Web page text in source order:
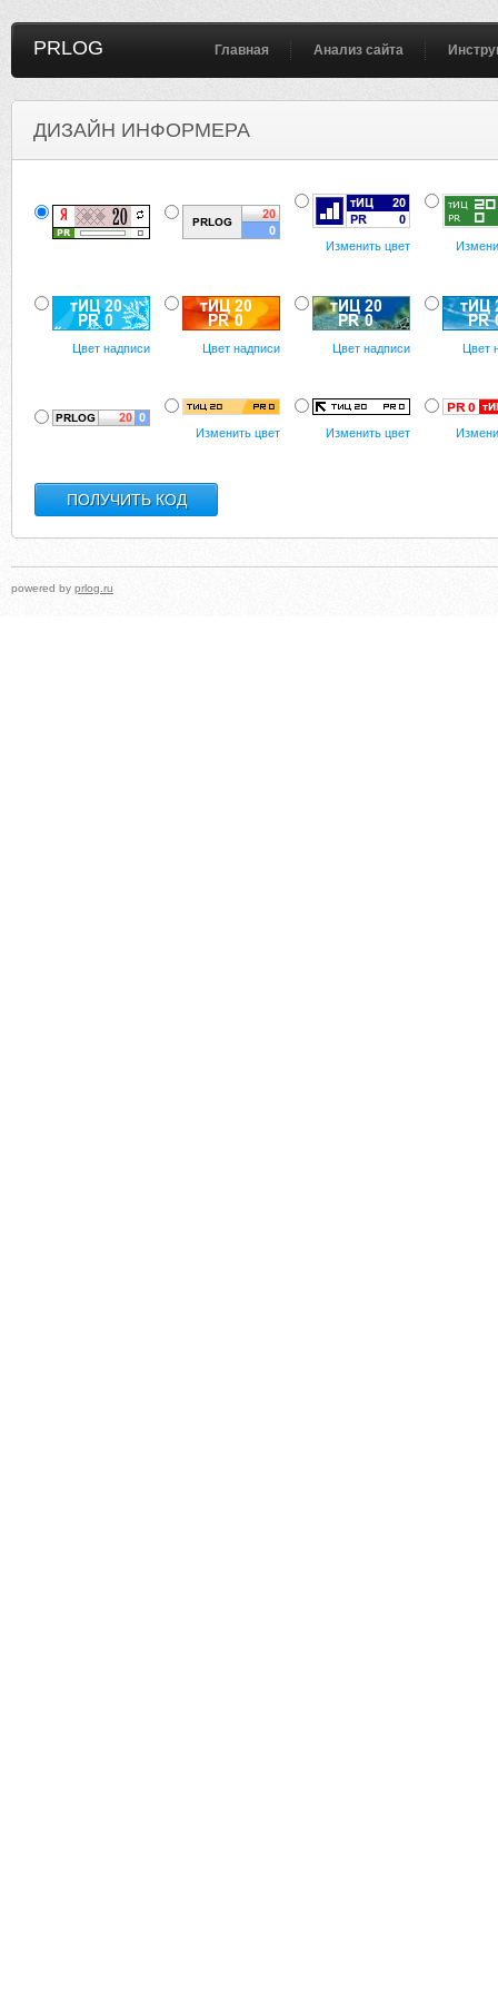
PRLOG Главная Анализ сайта
ДИЗАЙН ИНФОРМЕРА
Изменить цвет
Цвет надписи Цвет надписи Цвет надписи Цвет
Изменить цвет Изменить цвет
powered by prlog.ru